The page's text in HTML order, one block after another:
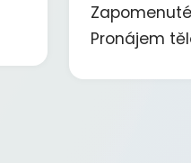
Pronájem